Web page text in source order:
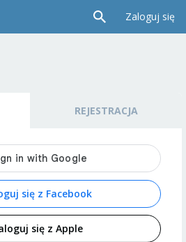
Zaloguj się
REJESTRACJA
się z Facebook
się z Apple